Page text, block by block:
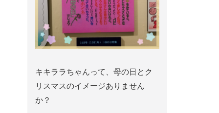
キキララちゃんって、母の日とク
リスマスのイメージありません
か？